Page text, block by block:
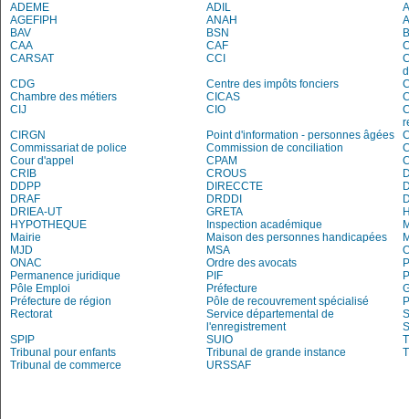
ADEME ADIL
AGEFIPH
ANAH
BAV
BSN
CAA
CAF
CARSAT
CCI
CDG
Centre des impôts fonciers
Chambre des métiers
CICAS
CIJ
CIO
CIRGN
Point d'information - personnes âgées
Commissariat de police
Commission de conciliation
Cour d'appel
CPAM
CRIB
CROUS
DDPP
DIRECCTE
DRAF
DRDDI
DRIEA-UT
GRETA
HYPOTHEQUE
Inspection académique
Mairie
Maison des personnes handicapées
MJD
MSA
ONAC
Ordre des avocats
Permanence juridique
PIF
Pôle Emploi
Préfecture
Préfecture de région
Pôle de recouvrement spécialisé
Rectorat
Service départemental de
l'enregistrement
SPIP
SUIO
Tribunal pour enfants
Tribunal de grande instance
Tribunal de commerce
URSSAF